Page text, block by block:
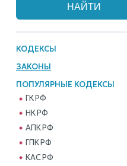
КОДЕКСЫ
ЗАКОНЫ
ПОПУЛЯРНЫЕ КОДЕКСЫ
ГК РФ
НК РФ
АПК РФ
ГПК РФ
КАС РФ